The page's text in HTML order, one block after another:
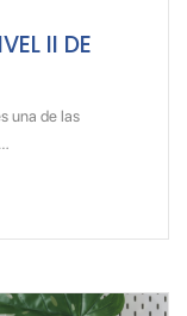
II DE
una de las